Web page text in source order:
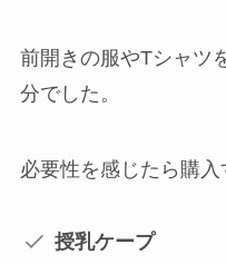
前開きの服やTシャツ
分でした。
必要性を感じたら購入
授乳ケープ